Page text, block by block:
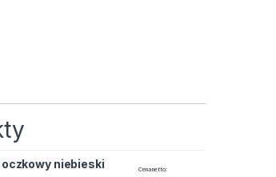
1szt quantity
niebieski
Cena netto